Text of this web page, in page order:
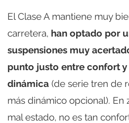
El Clase A mantiene muy
carretera, han optado por
suspensiones muy
punto justo entre confort y
dinámica (de serie tren de
más dinámico opcional). En
mal estado, no es tan